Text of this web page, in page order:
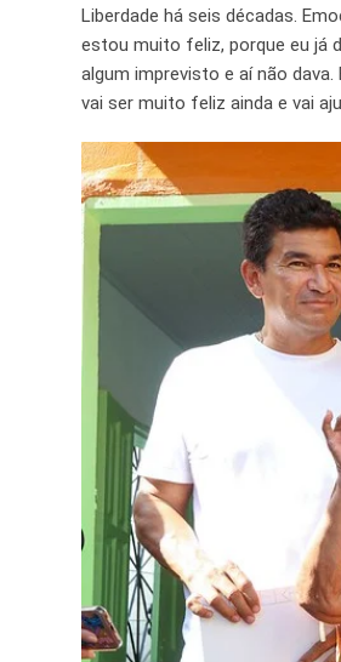
Liberdade há seis décadas.
estou muito feliz, porque eu já
algum imprevisto e aí não
vai ser muito feliz ainda e vai